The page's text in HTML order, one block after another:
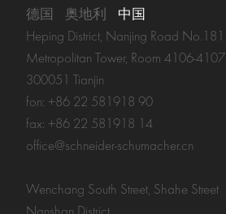
德国 奥地利
中国
Heping District, Nanjing Road No.181
Metropolitan Tower, Room 4106-4107
300051 Tianjin
fon: +86 22 581918 90
fax: +86 22 581918 14
office@schneider-schumacher.cn
Wenchang South Street, Shahe Street
Nanshan District